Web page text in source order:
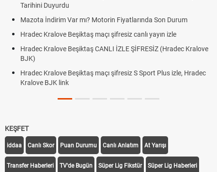
Tarihini Duyurdu
Mazota İndirim Var mı? Motorin Fiyatlarında Son Durum
Hradec Kralove Beşiktaş maçı şifresiz canlı yayın izle
Hradec Kralove Beşiktaş CANLI İZLE ŞİFRESİZ (Hradec Kralove
BJK)
Hradec Kralove Beşiktaş maçı şifresiz S Sport Plus izle, Hradec
Kralove BJK link
KEŞFET
iddaa Canlı Skor Puan Durumu Canlı Anlatım At Yarışı
Transfer Haberleri TV'de Bugün Süper Lig Fikstür Süper Lig Haberleri